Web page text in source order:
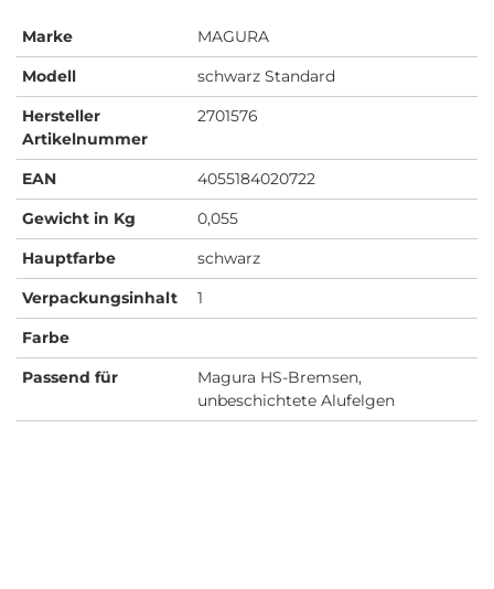
Marke
MAGURA
Modell
schwarz Standard
Hersteller
Artikelnummer
2701576
EAN
4055184020722
Gewicht in Kg
0,055
Hauptfarbe
schwarz
Verpackungsinhalt
1
Farbe
Passend für
Magura HS-Bremsen,
unbeschichtete Alufelgen